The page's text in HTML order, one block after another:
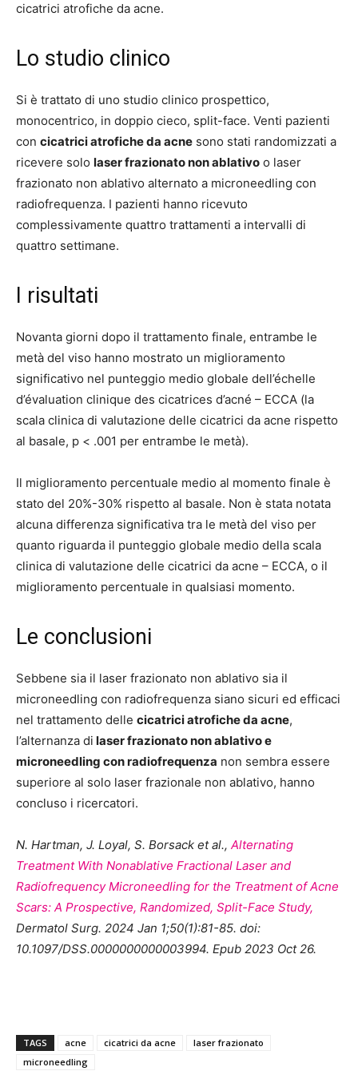
cicatrici atrofiche da acne.
Lo studio clinico
Si è trattato di uno studio clinico prospettico,
monocentrico, in doppio cieco, split-face. Venti pazienti
con cicatrici atrofiche da acne sono stati randomizzati a
ricevere solo laser frazionato non ablativo o laser
frazionato non ablativo alternato a microneedling con
radiofrequenza. I pazienti hanno ricevuto
complessivamente quattro trattamenti a intervalli di
quattro settimane.
I risultati
Novanta giorni dopo il trattamento finale, entrambe le
metà del viso hanno mostrato un miglioramento
significativo nel punteggio medio globale dell’échelle
d’évaluation clinique des cicatrices d’acné – ECCA (la
scala clinica di valutazione delle cicatrici da acne rispetto
al basale, p < .001 per entrambe le metà).
Il miglioramento percentuale medio al momento finale è
stato del 20%-30% rispetto al basale. Non è stata notata
alcuna differenza significativa tra le metà del viso per
quanto riguarda il punteggio globale medio della scala
clinica di valutazione delle cicatrici da acne – ECCA, o il
miglioramento percentuale in qualsiasi momento.
Le conclusioni
Sebbene sia il laser frazionato non ablativo sia il
microneedling con radiofrequenza siano sicuri ed efficaci
nel trattamento delle cicatrici atrofiche da acne,
l’alternanza di laser frazionato non ablativo e
microneedling con radiofrequenza non sembra essere
superiore al solo laser frazionale non ablativo, hanno
concluso i ricercatori.
N. Hartman, J. Loyal, S. Borsack et al., Alternating
Treatment With Nonablative Fractional Laser and
Radiofrequency Microneedling for the Treatment of Acne
Scars: A Prospective, Randomized, Split-Face Study,
Dermatol Surg. 2024 Jan 1;50(1):81-85. doi:
10.1097/DSS.0000000000003994. Epub 2023 Oct 26.
TAGS acne cicatrici da acne
laser frazionato
microneedling